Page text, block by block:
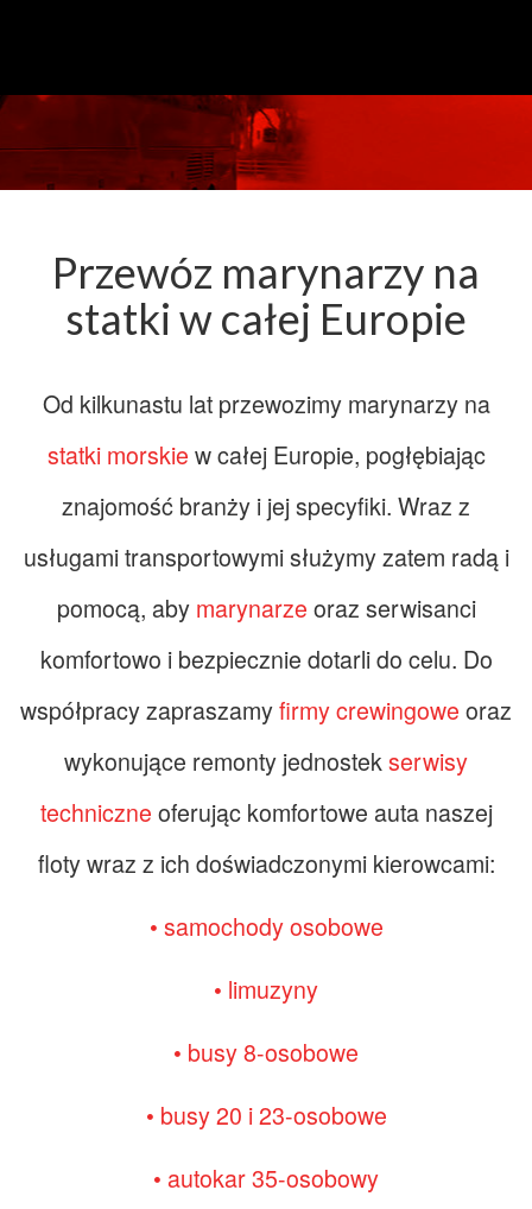
Przewóz marynarzy na
statki w całej Europie
Od kilkunastu lat przewozimy marynarzy na
statki morskie w całej Europie, pogłębiając
znajomość branży i jej specyfiki. Wraz z
usługami transportowymi służymy zatem radą i
pomocą, aby marynarze oraz serwisanci
komfortowo i bezpiecznie dotarli do celu. Do
współpracy zapraszamyfirmy crewingowe oraz
wykonujące remonty jednostekserwisy
techniczne oferując komfortowe auta naszej
floty wraz z ich doświadczonymi kierowcami:
• samochody osobowe
• limuzyny
• busy 8-osobowe
• busy 20 i 23-osobowe
• autokar 35-osobowy